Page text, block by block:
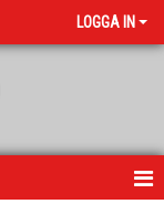
LOGGA IN